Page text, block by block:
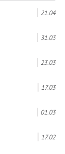
21.04
31.03
23.03
17.03
01.03
17.02